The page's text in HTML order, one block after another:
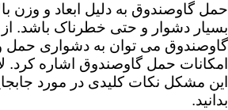
حمل گاوصندوق به دلیل ابعاد و وزن
بسیار دشوار و حتی خطرناک باشد.
گاوصندوق می توان به دشواری حمل و
امکانات حمل گاوصندوق اشاره کرد.
این مشکل نکات کلیدی در مورد
بدانید.